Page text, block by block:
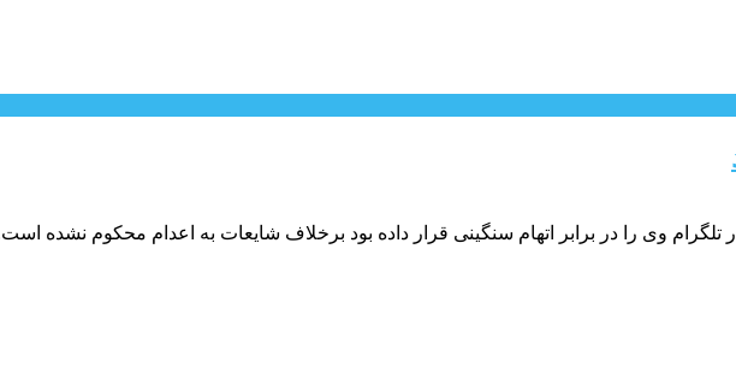
وی را در برابر اتهام سنگینی قرار داده بود برخلاف شایعات به اعدام محکوم نشده